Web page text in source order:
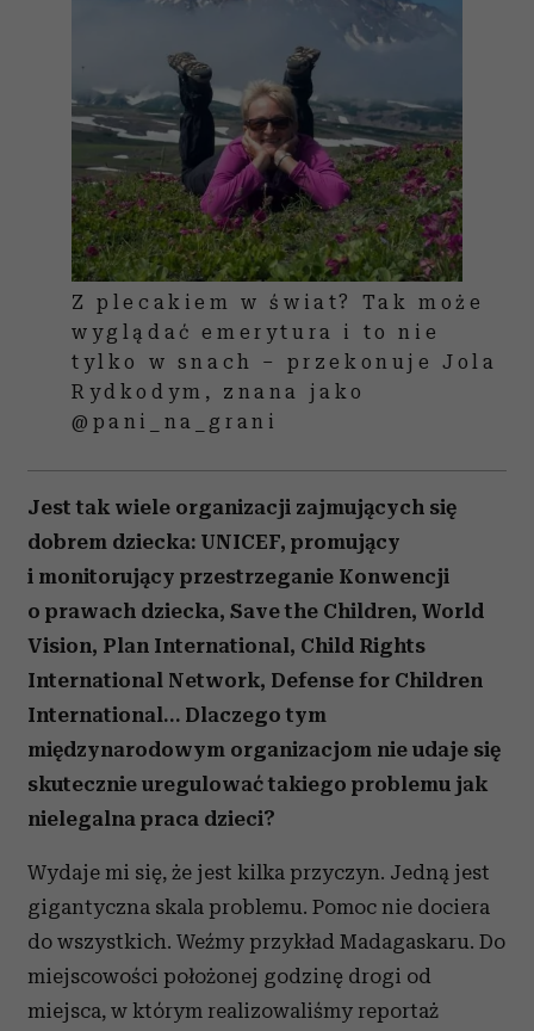
Z plecakiem w świat? Tak może
wyglądać emerytura i to nie
tylko w snach – przekonuje Jola
Rydkodym, znana jako
@pani_na_grani
Jest tak wiele organizacji zajmujących się
dobrem dziecka: UNICEF, promujący
i monitorujący przestrzeganie Konwencji
o prawach dziecka, Save the Children, World
Vision, Plan International, Child Rights
International Network, Defense for Children
International… Dlaczego tym
międzynarodowym organizacjom nie udaje się
skutecznie uregulować takiego problemu jak
nielegalna praca dzieci?
Wydaje mi się, że jest kilka przyczyn. Jedną jest
gigantyczna skala problemu. Pomoc nie dociera
do wszystkich. Weźmy przykład Madagaskaru. Do
miejscowości położonej godzinę drogi od
miejsca, w którym realizowaliśmy reportaż